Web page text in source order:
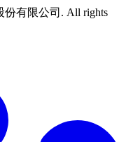
份有限公司. All rights